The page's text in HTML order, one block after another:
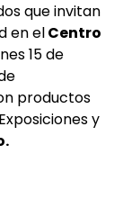
que invitan
en elCentro
15 de
productos
y